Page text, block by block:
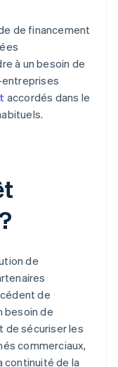
de financement
à un besoin de
accordés dans le
de
de
besoin de
de sécuriser les
commerciaux,
continuité de la